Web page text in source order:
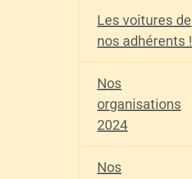
Les voitures de
nos adhérents !
Nos
organisations
2024
Nos